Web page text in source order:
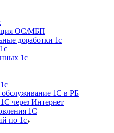
ОС/МБП
доработки 1с
1с
обслуживание 1С в РБ
через Интернет
1С
по 1с